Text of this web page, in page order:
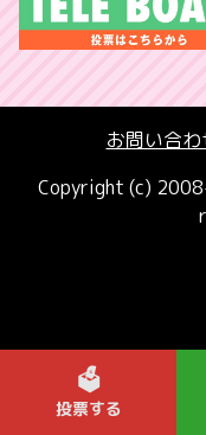
お問い合わ
Copyright (c)
🗳️
投票する